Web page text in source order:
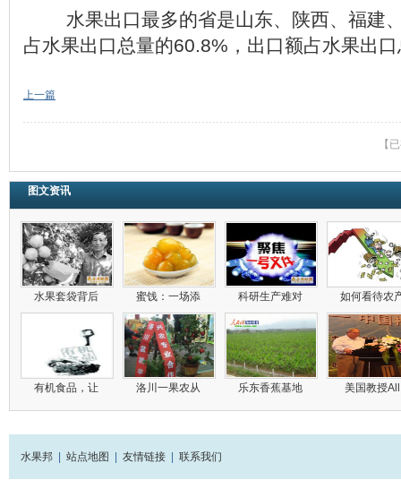
水果出口最多的省是山东、陕西、福建
占水果出口总量的60.8%，出口额占水果出
上一篇
【
图文资讯
水果套袋背后 蜜饯：一场添 科研生产难对 如何看待农
有机食品，让 洛川一果农从 乐东香蕉基地 美国教授
水果邦 站点地图 友情链接 联系我们